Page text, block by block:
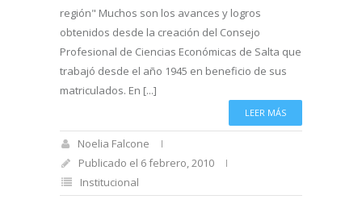
región" Muchos son los avances y logros
obtenidos desde la creación del Consejo
Profesional de Ciencias Económicas de Salta que
trabajó desde el año 1945 en beneficio de sus
matriculados. En [...]
LEER MÁS
Noelia Falcone
Publicado el 6 febrero, 2010
Institucional